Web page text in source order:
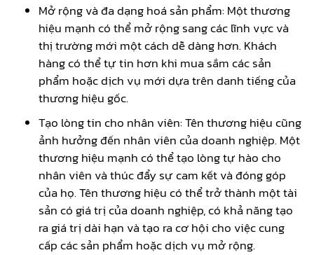
Mở rộng và đa dạng hoá sản phẩm: Một thương
hiệu mạnh có thể mở rộng sang các lĩnh vực và
thị trường mới một cách dễ dàng hơn. Khách
hàng có thể tự tin hơn khi mua sắm các sản
phẩm hoặc dịch vụ mới dựa trên danh tiếng của
thương hiệu gốc.
Tạo lòng tin cho nhân viên: Tên thương hiệu cũng
ảnh hưởng đến nhân viên của doanh nghiệp. Một
thương hiệu mạnh có thể tạo lòng tự hào cho
nhân viên và thúc đẩy sự cam kết và đóng góp
của họ. Tên thương hiệu có thể trở thành một tài
sản có giá trị của doanh nghiệp, có khả năng tạo
ra giá trị dài hạn và tạo ra cơ hội cho việc cung
cấp các sản phẩm hoặc dịch vụ mở rộng.